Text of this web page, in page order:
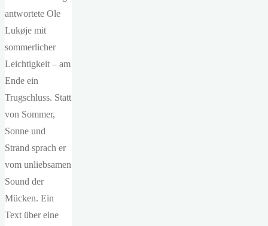
antwortete Ole
Lukøje mit
sommerlicher
Leichtigkeit – am
Ende ein
Trugschluss. Statt
von Sommer,
Sonne und
Strand sprach er
vom unliebsamen
Sound der
Mücken. Ein
Text über eine